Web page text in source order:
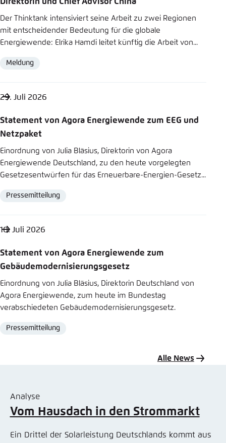
w
e
n
d
E-Mail
Der Thinktank intensiviert seine Arbeit zu zwei Regionen
mit entscheidender Bedeutung für die globale
Energiewende: Elrika Hamdi leitet künftig die Arbeit von...
Format
Meldung
29. Juli 2026
Statement von Agora Energiewende zum EEG und
Netzpaket
Einordnung von Julia Bläsius, Direktorin von Agora
Energiewende Deutschland, zu den heute vorgelegten
Gesetzesentwürfen für das Erneuerbare-Energien-Gesetz...
Format
Pressemitteilung
10. Juli 2026
Statement von Agora Energiewende zum
Gebäudemodernisierungsgesetz
Einordnung von Julia Bläsius, Direktorin Deutschland von
Agora Energiewende, zum heute im Bundestag
verabschiedeten Gebäudemodernisierungsgesetz.
Format
Pressemitteilung
Alle News
Analyse
Vom Hausdach in den Strommarkt
Ein Drittel der Solarleistung Deutschlands kommt aus
Einstellung für diese Webseite im Browser
speichern
Übernehmen